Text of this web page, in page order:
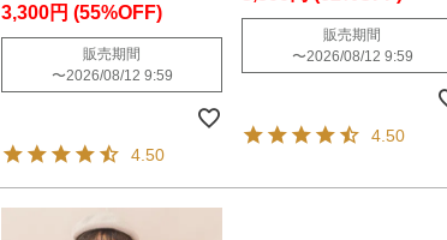
3,300円 (55%OFF)
販売期間
〜2026/08/12 9:59
4.50
販売期間
〜2026/08/12 9:59
4.50